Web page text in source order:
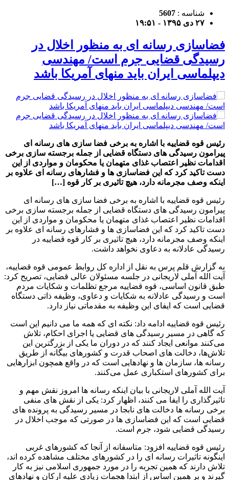
شناسه : 5607
۲۷ دی ۱۳۹۵ - ۱۹:۵۱
فضاسازی رسانه ای به منظور اخلال در
رسیدگی قضایی جرم است/ مهندسی
دیپلماسی ایران باید منهای آمریکا باشد
رئیس قوه قضاییه با اشاره به برخی فضا سازی های رسانه ای
پیرامون رسیدگی های دستگاه قضایی از جمله برجسته سازی برخی
اقدامات نظیر اعتصاب غذای متهمان یا محکومان و مواردی از این
دست تاکید کرد که این فضاسازی ها و فشارهای رسانه ای علاوه بر
اینکه وصف مجرمانه دارد، هیچ تاثیری بر کار قوه […]
رئیس قوه قضاییه با اشاره به برخی فضا سازی های رسانه ای
پیرامون رسیدگی های دستگاه قضایی از جمله برجسته سازی برخی
اقدامات نظیر اعتصاب غذای متهمان یا محکومان و مواردی از این
دست تاکید کرد که این فضاسازی ها و فشارهای رسانه ای علاوه بر
اینکه وصف مجرمانه دارد، هیچ تاثیری بر کار قوه قضاییه در
رسیدگی عادلانه به دعاوی نخواهد داشت.
به گزارش قلم پرس به نقل از اداره کل روابط عمومی قوه قضاییه،
آیت الله آملی لاریجانی در جلسه مسئولان عالی قضایی، تصریح کرد:
طبق قانون اساسی، قوه قضاییه مرجع تظلمات و شکایات مردم
است و رسیدگی عادلانه به شکایات و دعاوی، وظیفه ذاتی دستگاه
قضایی است که ایفای این وظیفه به مقدماتی نیاز دارد.
رئیس قوه قضاییه ادامه داد: نکته ای که همه ما می دانیم این است
که گاهی در مسیر رسیدگی های قضایی یا اجرای احکام، تلاش
می‌کنند موانعی ایجاد کنند که در دوران ما یکی از بزرگترین این
تلاش‌ها، دخالت های اصحاب قدرت و کشورهای بیگانه از طریق
رسانه ها، سازمان ها و نهادهایی است که در واقع همچون ابزارهایی
برای کشورهای استکباری عمل می‌کنند.
آیت الله آملی لاریجانی با بیان اینکه رسانه ها امروز نقش مهم و
تاثیرگذاری را ایفا می کنند، اظهار کرد: یکی از نقش های منفی
برخی رسانه ها دخالت های نابجا در مسیر رسیدگی به پرونده های
قضایی است که این فضاسازی ها در صورتی که موجب اخلال در
رسیدگی قضایی شود، جرم است.
رئیس قوه قضاییه افزود: متاسفانه از آنجا که کشورهای غربی
اینگونه تاثیرات رسانه ای را در کشورهای مختلف مشاهده کرده اند،
تلاش دارند که همین تجربه را در مورد جمهوری اسلامی نیز به کار
گیرند و بر همین اساس از ابتدا هجمات زیادی علیه ارکان و نهادهای